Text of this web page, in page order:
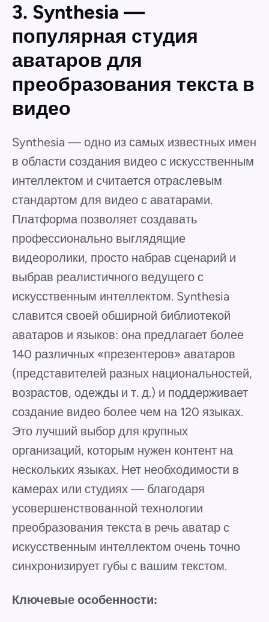
3. Synthesia —
популярная студия
аватаров для
преобразования текста в
видео
Synthesia — одно из самых известных имен
в области создания видео с искусственным
интеллектом и считается отраслевым
стандартом для видео с аватарами.
Платформа позволяет создавать
профессионально выглядящие
видеоролики, просто набрав сценарий и
выбрав реалистичного ведущего с
искусственным интеллектом. Synthesia
славится своей обширной библиотекой
аватаров и языков: она предлагает более
140 различных «презентеров» аватаров
(представителей разных национальностей,
возрастов, одежды и т. д.) и поддерживает
создание видео более чем на 120 языках.
Это лучший выбор для крупных
организаций, которым нужен контент на
нескольких языках. Нет необходимости в
камерах или студиях — благодаря
усовершенствованной технологии
преобразования текста в речь аватар с
искусственным интеллектом очень точно
синхронизирует губы с вашим текстом.
Ключевые особенности: